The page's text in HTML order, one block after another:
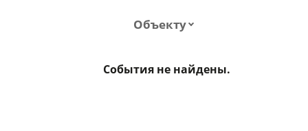
Объекту
События не найдены.